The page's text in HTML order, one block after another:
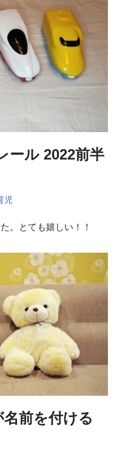
ール 2022前半
児
。とても嬉しい！！
前を付ける